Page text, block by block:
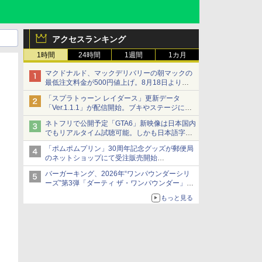
アクセスランキング
1時間 24時間 1週間 1カ月
マクドナルド、マックデリバリーの朝マックの
最低注文料金が500円値上げ。8月18日より
1,500円から受付
「スプラトゥーン レイダース」更新データ
「Ver.1.1.1」が配信開始。ブキやステージに関
する不具合を修正
ネトフリで公開予定「GTA6」新映像は日本国内
でもリアルタイム試聴可能。しかも日本語字幕
付き
Netflixから公式回答あり
「ポムポムプリン」30周年記念グッズが郵便局
のネットショップにて受注販売開始
「おもちもちもちクッション」など今年だけの
限定商品が登場
バーガーキング、2026年“ワンパウンダーシリ
ーズ”第3弾「ダーティ ザ・ワンパウンダー」を
「特製ガーリックマヨソース」を使用した超大
もっと見る